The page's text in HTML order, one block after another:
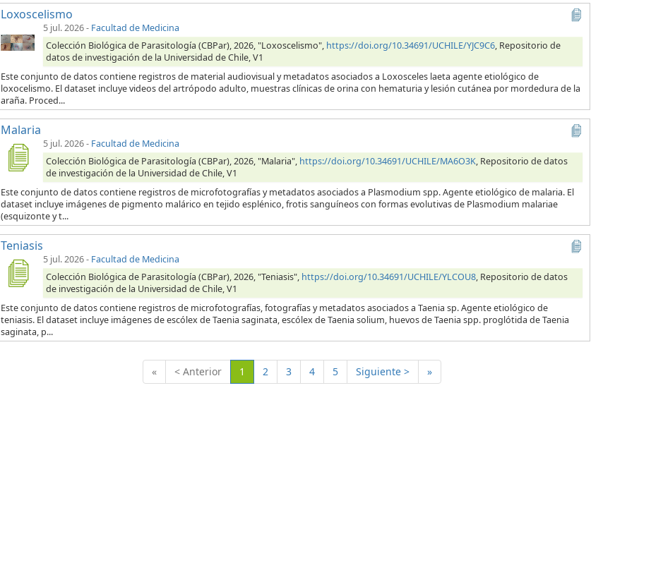
Loxoscelismo
5 jul. 2026- Facultad de Medicina
Colección Biológica de Parasitología (CBPar), 2026, "Loxoscelismo", https://doi.org/10.34691/UCHILE/YJC9C6, Repositorio de
datos de investigación de la Universidad de Chile, V1
Este conjunto de datos contiene registros de material audiovisual y metadatos asociados a Loxosceles laeta agente etiológico de
loxocelismo. El dataset incluye videos del artrópodo adulto, muestras clínicas de orina con hematuria y lesión cutánea por mordedura de la
araña. Proced...
Malaria
5 jul. 2026- Facultad de Medicina
Colección Biológica de Parasitología (CBPar), 2026, "Malaria", https://doi.org/10.34691/UCHILE/MA6O3K, Repositorio de datos
de investigación de la Universidad de Chile, V1
Este conjunto de datos contiene registros de microfotografías y metadatos asociados a Plasmodium spp. Agente etiológico de malaria. El
dataset incluye imágenes de pigmento malárico en tejido esplénico, frotis sanguíneos con formas evolutivas de Plasmodium malariae
(esquizonte y t...
Teniasis
5 jul. 2026- Facultad de Medicina
Colección Biológica de Parasitología (CBPar), 2026, "Teniasis", https://doi.org/10.34691/UCHILE/YLCOU8, Repositorio de datos
de investigación de la Universidad de Chile, V1
Este conjunto de datos contiene registros de microfotografías, fotografías y metadatos asociados a Taenia sp. Agente etiológico de
teniasis. El dataset incluye imágenes de escólex de Taenia saginata, escólex de Taenia solium, huevos de Taenia spp. proglótida de Taenia
saginata, p...
« < Anterior 1 (Actual)
2 3 4 5 Siguiente > »